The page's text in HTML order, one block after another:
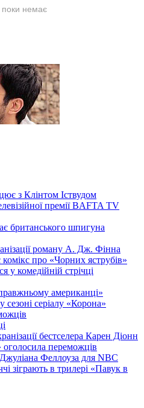
з Клінтом Іствудом
премії BAFTA TV
британського шпигуна
роману А. Дж. Фінна
комікс про «Чорних яструбів»
у комедійній стрічці
американці»
сезоні серіалу «Корона»
бестселера Карен Діонн
оголосила переможців
Феллоуза для NBC
зіграють в трилері «Павук в